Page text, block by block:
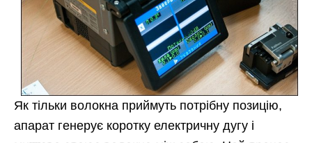
Як тільки волокна приймуть потрібну позицію,
апарат генерує коротку електричну дугу і